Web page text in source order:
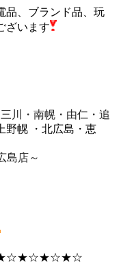
品、ブランド品、玩
ざいます
川・南幌・由仁・追
野幌 ・北広島・恵
島店～